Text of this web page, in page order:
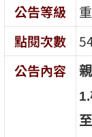
公告等級
點閱次數
公告內容